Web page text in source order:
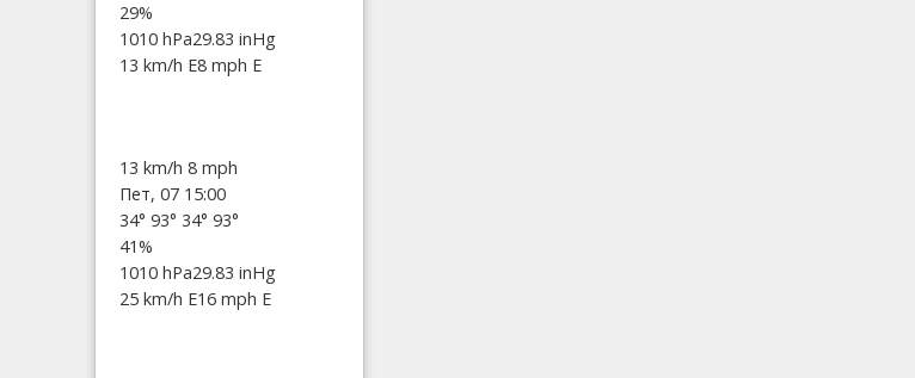
29%
1010 hPa29.83 inHg
13 km/h E8 mph E
13 km/h 8 mph
Пет, 07 15:00
34° 93° 34° 93°
41%
1010 hPa29.83 inHg
25 km/h E16 mph E